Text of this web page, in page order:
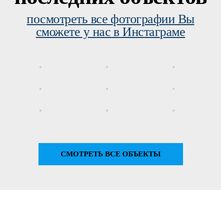
посмотреть все фотографии Вы
сможете у нас в Инстаграме
СМОТРЕТЬ ВСЕ ОБЪЕКТЫ